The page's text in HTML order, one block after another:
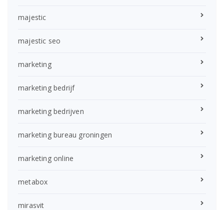
majestic
majestic seo
marketing
marketing bedrijf
marketing bedrijven
marketing bureau groningen
marketing online
metabox
mirasvit